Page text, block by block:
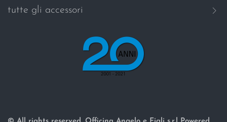
tutte gli accessori